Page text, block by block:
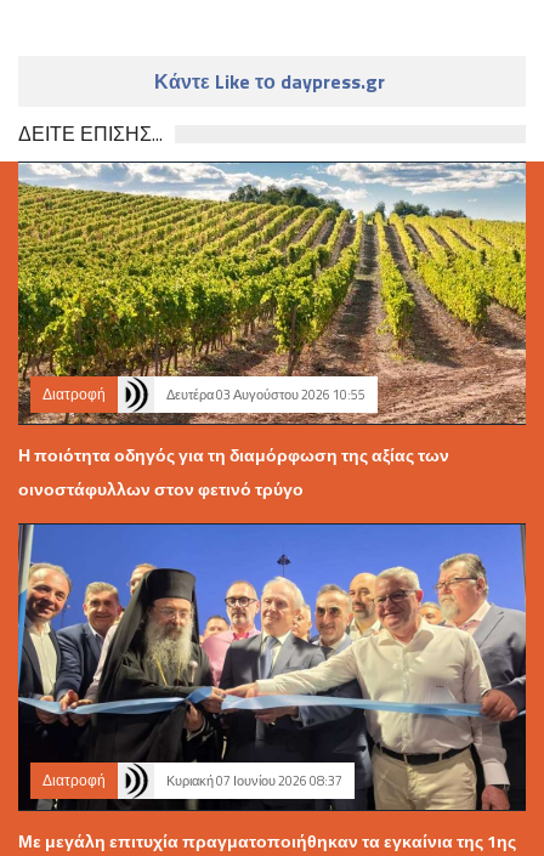
Κάντε Like το daypress.gr
ΔΕΙΤΕ ΕΠΙΣΗΣ...
Διατροφή Δευτέρα 03 Αυγούστου 2026 10:55
Η ποιότητα οδηγός για τη διαμόρφωση της αξίας των
οινοστάφυλλων στον φετινό τρύγο
Διατροφή Κυριακή 07 Ιουνίου 2026 08:37
Με μεγάλη επιτυχία πραγματοποιήθηκαν τα εγκαίνια της 1ης